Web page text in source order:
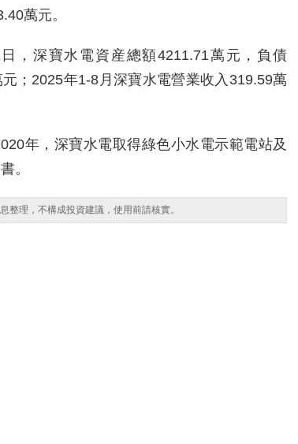
萬元。
，深寶水電資産總額4211.71萬元，負債
；2025年1-8月深寶水電營業收入319.59萬
年，深寶水電取得綠色小水電示範電站及
。
整理，不構成投資建議，使用前請核實。